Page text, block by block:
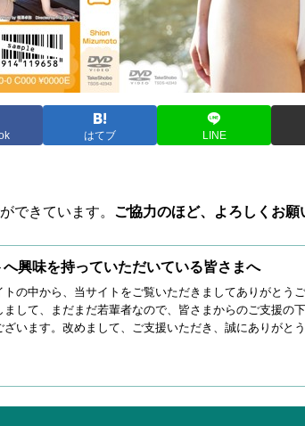
はてブ LINE
ができています。 ご協力のほど、よろしくお願
へ興味を持っていただいている皆さまへ
トの中から、当サイトをご覧いただきましてありがとう
まして、まだまだ若輩者なので、皆さまからのご支援の
ざいます。改めまして、ご支援いただき、誠にありがと